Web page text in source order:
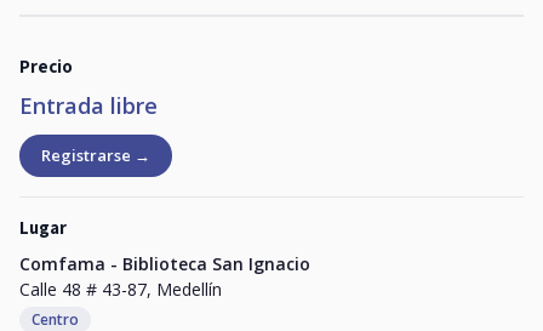
Precio
Entrada libre
Registrarse →
Lugar
Comfama - Biblioteca San Ignacio
Calle 48 # 43-87, Medellín
Centro